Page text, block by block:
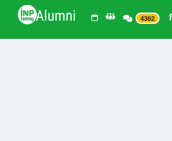
4362